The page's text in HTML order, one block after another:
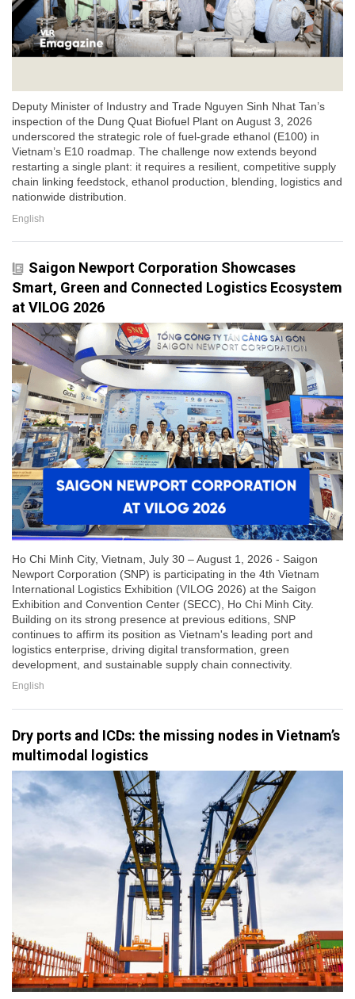
Deputy Minister of Industry and Trade Nguyen Sinh Nhat Tan’s
inspection of the Dung Quat Biofuel Plant on August 3, 2026
underscored the strategic role of fuel-grade ethanol (E100) in
Vietnam’s E10 roadmap. The challenge now extends beyond
restarting a single plant: it requires a resilient, competitive supply
chain linking feedstock, ethanol production, blending, logistics and
nationwide distribution.
English
Saigon Newport Corporation Showcases
Smart, Green and Connected Logistics Ecosystem
at VILOG 2026
Ho Chi Minh City, Vietnam, July 30 – August 1, 2026 - Saigon
Newport Corporation (SNP) is participating in the 4th Vietnam
International Logistics Exhibition (VILOG 2026) at the Saigon
Exhibition and Convention Center (SECC), Ho Chi Minh City.
Building on its strong presence at previous editions, SNP
continues to affirm its position as Vietnam's leading port and
logistics enterprise, driving digital transformation, green
development, and sustainable supply chain connectivity.
English
Dry ports and ICDs: the missing nodes in Vietnam’s
multimodal logistics